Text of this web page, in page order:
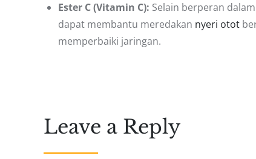
Ester C (Vitamin C): Selain berperan
dapat membantu meredakan nyeri otot
memperbaiki jaringan.
Leave a Reply